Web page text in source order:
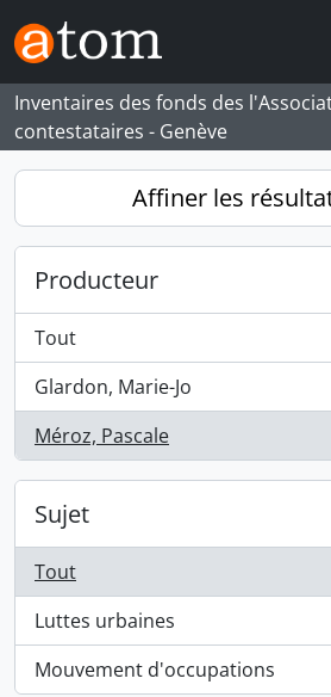
Skip to main content
Inventaires des fonds des
contestataires - Genève
Affiner les
Producteur
Tout
Glardon, Marie-Jo
, 1 résultats
Méroz, Pascale
, 1 résultats
Sujet
Tout
Luttes urbaines
, 1 résultats
Mouvement d'occupations
, 1 résultats